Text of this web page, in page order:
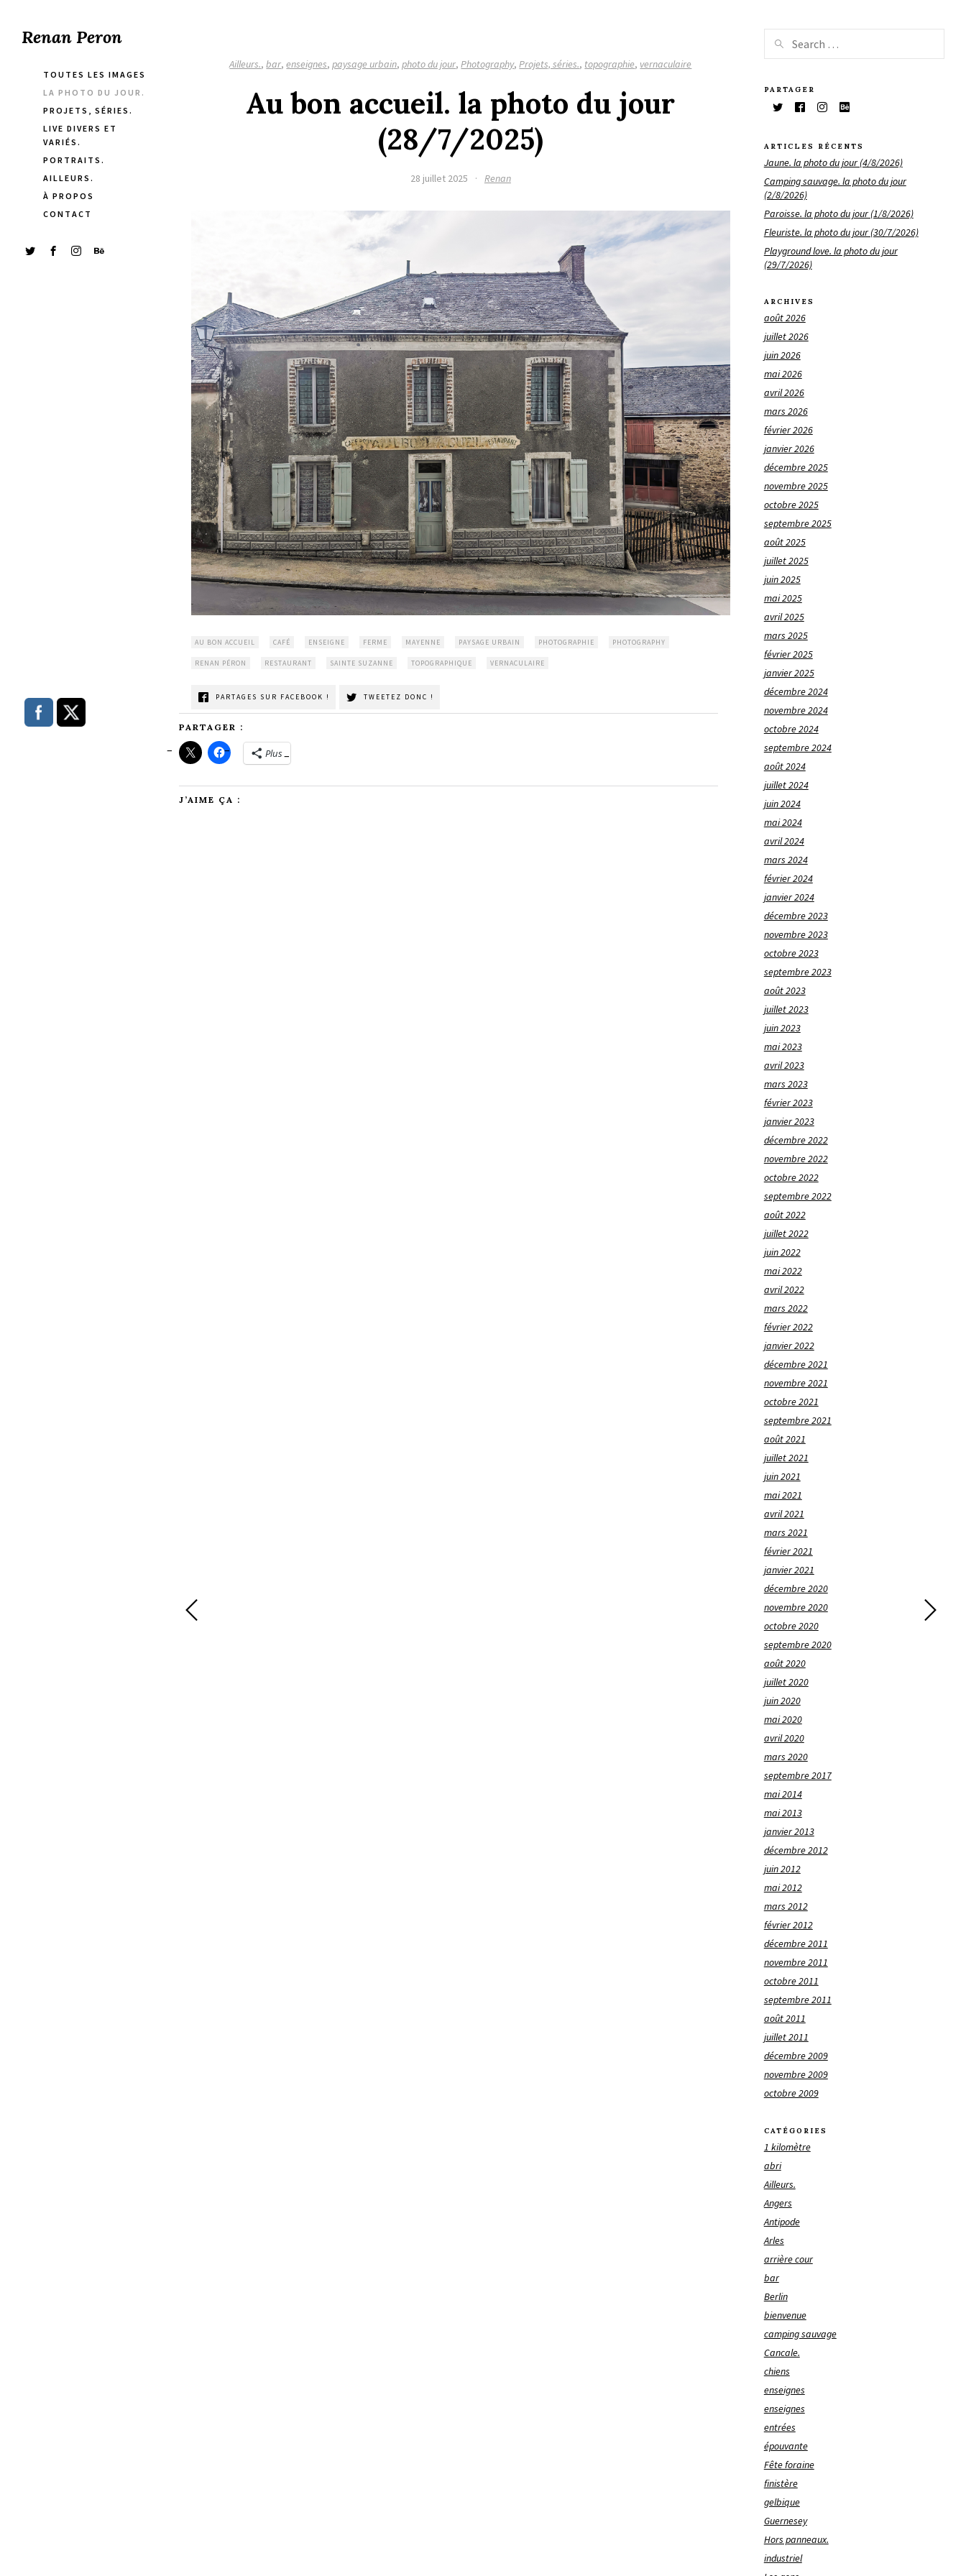
Renan Peron
TOUTES LES IMAGES
LA PHOTO DU JOUR.
PROJETS, SÉRIES.
LIVE DIVERS ET
VARIÉS.
PORTRAITS.
AILLEURS.
À PROPOS
CONTACT
Ailleurs.,bar,enseignes,paysage urbain,photo du jour,Photography,Projets, séries., topographie, vernaculaire
Au bon accueil. la photo du jour
(28/7/2025)
28 juillet 2025 · Renan
AU BON ACCUEIL CAFÉ ENSEIGNE FERME MAYENNE PAYSAGE URBAIN PHOTOGRAPHIE PHOTOGRAPHY
RENAN PÉRON RESTAURANT SAINTE SUZANNE TOPOGRAPHIQUE VERNACULAIRE
PARTAGES SUR FACEBOOK ! TWEETEZ DONC !
PARTAGER :
Plus
J’AIME ÇA :
PARTAGER
ARTICLES RÉCENTS
Jaune. la photo du jour (4/8/2026)
Camping sauvage. la photo du jour
(2/8/2026)
Paroisse. la photo du jour (1/8/2026)
Fleuriste. la photo du jour (30/7/2026)
Playground love. la photo du jour
(29/7/2026)
ARCHIVES
août 2026
juillet 2026
juin 2026
mai 2026
avril 2026
mars 2026
février 2026
janvier 2026
décembre 2025
novembre 2025
octobre 2025
septembre 2025
août 2025
juillet 2025
juin 2025
mai 2025
avril 2025
mars 2025
février 2025
janvier 2025
décembre 2024
novembre 2024
octobre 2024
septembre 2024
août 2024
juillet 2024
juin 2024
mai 2024
avril 2024
mars 2024
février 2024
janvier 2024
décembre 2023
novembre 2023
octobre 2023
septembre 2023
août 2023
juillet 2023
juin 2023
mai 2023
avril 2023
mars 2023
février 2023
janvier 2023
décembre 2022
novembre 2022
octobre 2022
septembre 2022
août 2022
juillet 2022
juin 2022
mai 2022
avril 2022
mars 2022
février 2022
janvier 2022
décembre 2021
novembre 2021
octobre 2021
septembre 2021
août 2021
juillet 2021
juin 2021
mai 2021
avril 2021
mars 2021
février 2021
janvier 2021
décembre 2020
novembre 2020
octobre 2020
septembre 2020
août 2020
juillet 2020
juin 2020
mai 2020
avril 2020
mars 2020
septembre 2017
mai 2014
mai 2013
janvier 2013
décembre 2012
juin 2012
mai 2012
mars 2012
février 2012
décembre 2011
novembre 2011
octobre 2011
septembre 2011
août 2011
juillet 2011
décembre 2009
novembre 2009
octobre 2009
CATÉGORIES
1 kilomètre
abri
Ailleurs.
Angers
Antipode
Arles
arrière cour
bar
Berlin
bienvenue
camping sauvage
Cancale.
chiens
enseignes
enseignes
entrées
épouvante
Fête foraine
finistère
gelbique
Guernesey
Hors panneaux.
industriel